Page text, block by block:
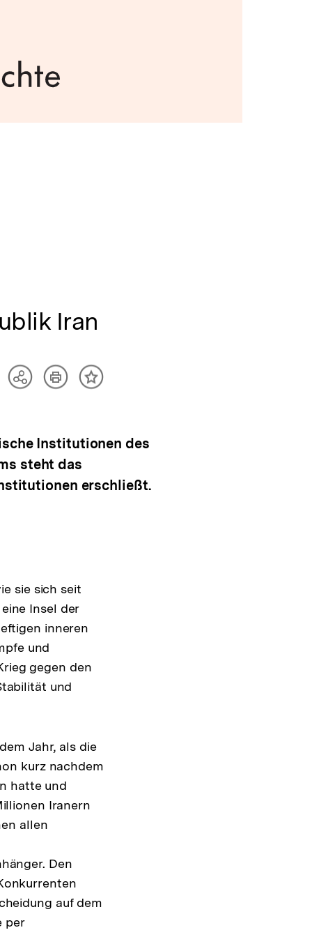
Iran
TeilenArtikelInhalt
Institutionen des
steht das
erschließt.
sie sich seit
Insel der
inneren
und
gegen den
und
Jahr, als die
kurz nachdem
hatte und
Iranern
allen
Den
auf dem
per